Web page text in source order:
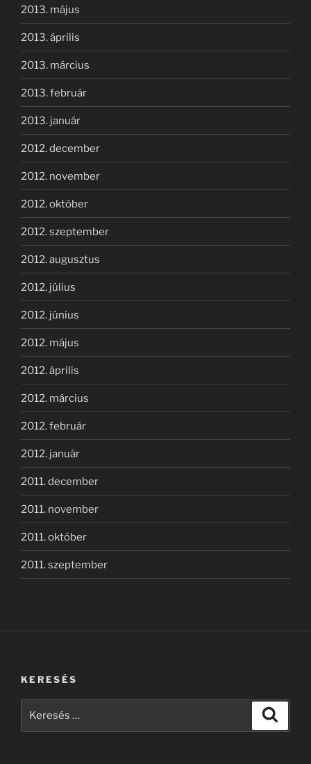
2013. május
2013. április
2013. március
2013. február
2013. január
2012. december
2012. november
2012. október
2012. szeptember
2012. augusztus
2012. július
2012. június
2012. május
2012. április
2012. március
2012. február
2012. január
2011. december
2011. november
2011. október
2011. szeptember
KERESÉS